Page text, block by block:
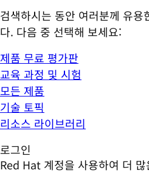
검색하시는 동안 여러분께 유용
다. 다음 중 선택해 보세요:
제품 무료 평가판
교육 과정 및 시험
모든 제품
기술 토픽
리소스 라이브러리
로그인
Red Hat 계정을 사용하여 더